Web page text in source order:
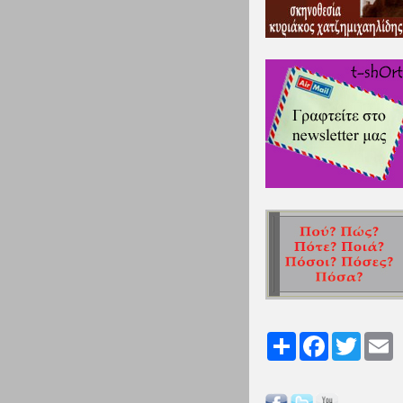
Share FacebookTwitter